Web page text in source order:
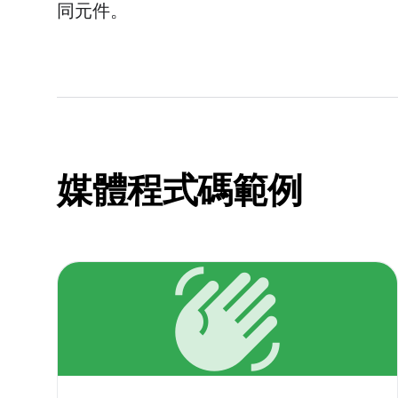
同元件。
媒體程式碼範例
waving_hand